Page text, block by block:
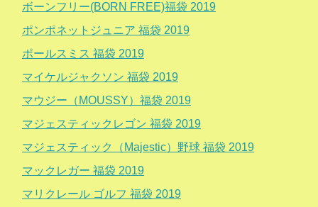
ボーンフリー(BORN FREE)福袋 2019
ポンポネットジュニア 福袋 2019
ポールスミス 福袋 2019
マイケルジャクソン 福袋 2019
マウジー（MOUSSY）福袋 2019
マジェスティックレゴン 福袋 2019
マジェスティック（Majestic）野球 福袋 2019
マックレガー 福袋 2019
マリクレール ゴルフ 福袋 2019